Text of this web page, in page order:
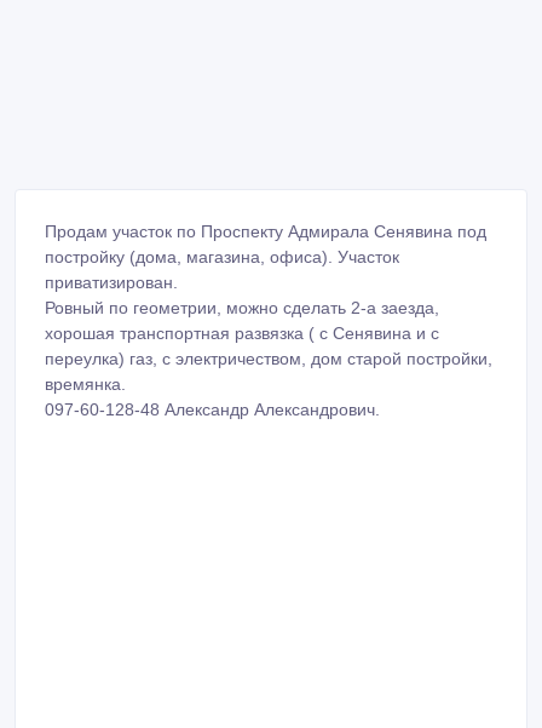
Продам участок по Проспекту Адмирала Сенявина под
постройку (дома, магазина, офиса). Участок
приватизирован.
Ровный по геометрии, можно сделать 2-а заезда,
хорошая транспортная развязка ( с Сенявина и с
переулка) газ, с электричеством, дом старой постройки,
времянка.
097-60-128-48 Александр Александрович.